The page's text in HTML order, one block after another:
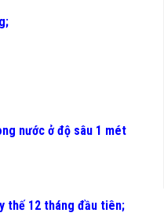
nước ở độ sâu 1 mét
thế 12 tháng đầu tiên;